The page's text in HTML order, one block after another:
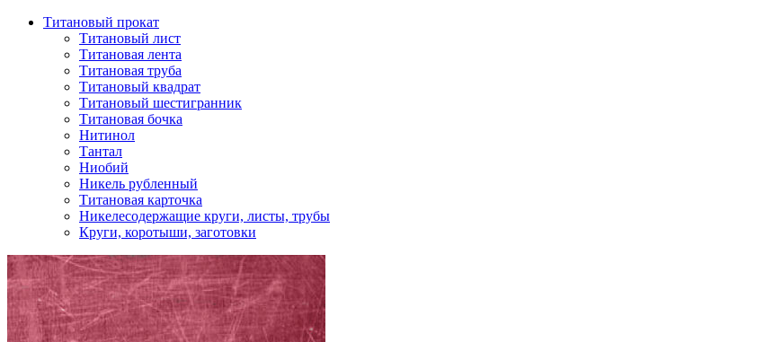
Титановый прокат
Титановый лист
Титановая лента
Титановая труба
Титановый квадрат
Титановый шестигранник
Титановая бочка
Нитинол
Тантал
Ниобий
Никель рубленный
Титановая карточка
Никелесодержащие круги, листы, трубы
Круги, коротыши, заготовки